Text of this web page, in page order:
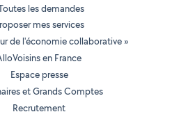
les demandes
mes services
de l'économie collaborative »
en France
Espace presse
et Grands Comptes
Recrutement